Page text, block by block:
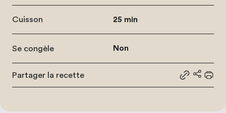
Cuisson 25 min
Se congèle Non
Partager la recette
Partager